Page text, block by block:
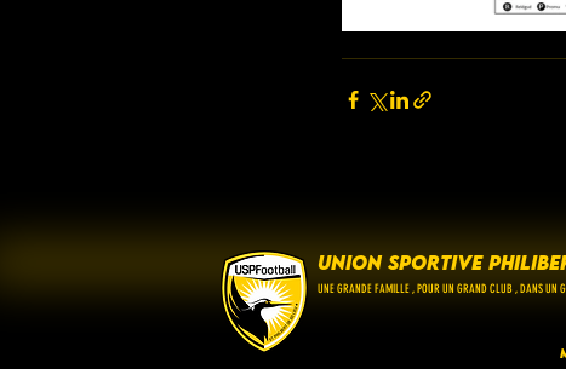
UNION SPORTIVE
UNE GRANDE FAMILLE , POUR UN GRAND CLUB , DANS UN